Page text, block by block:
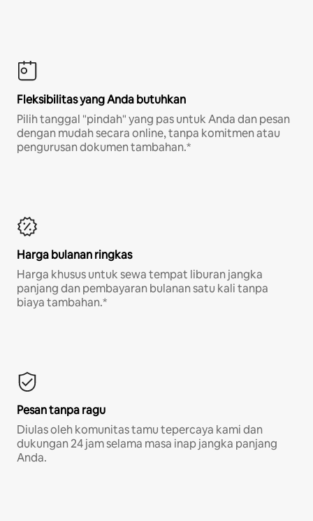
Fleksibilitas yang Anda butuhkan
Pilih tanggal "pindah" yang pas untuk Anda dan pesan
dengan mudah secara online, tanpa komitmen atau
pengurusan dokumen tambahan.*
Harga bulanan ringkas
Harga khusus untuk sewa tempat liburan jangka
panjang dan pembayaran bulanan satu kali tanpa
biaya tambahan.*
Pesan tanpa ragu
Diulas oleh komunitas tamu tepercaya kami dan
dukungan 24 jam selama masa inap jangka panjang
Anda.